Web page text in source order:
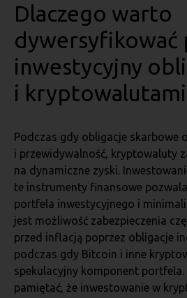
Dlaczego warto
inwestycyjny
i
Podczas gdy obligacje skarbowe
i przewidywalność, kryptowaluty
na dynamiczne zyski.
te instrumenty finansowe
portfela inwestycyjnego i
jest możliwość zabezpieczenia
przed inflacją poprzez obligacje
podczas gdy Bitcoin i inne
spekulacyjny komponent
pamiętać, że inwestowanie w